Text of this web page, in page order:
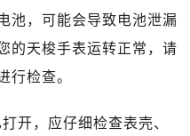
池，可能会导致电池泄漏
的天梭手表运转正常，请
行检查。
开，应仔细检查表壳、